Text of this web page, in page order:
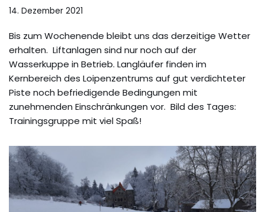
14. Dezember 2021
Bis zum Wochenende bleibt uns das derzeitige Wetter
erhalten. Liftanlagen sind nur noch auf der
Wasserkuppe in Betrieb. Langläufer finden im
Kernbereich des Loipenzentrums auf gut verdichteter
Piste noch befriedigende Bedingungen mit
zunehmenden Einschränkungen vor. Bild des Tages:
Trainingsgruppe mit viel Spaß!